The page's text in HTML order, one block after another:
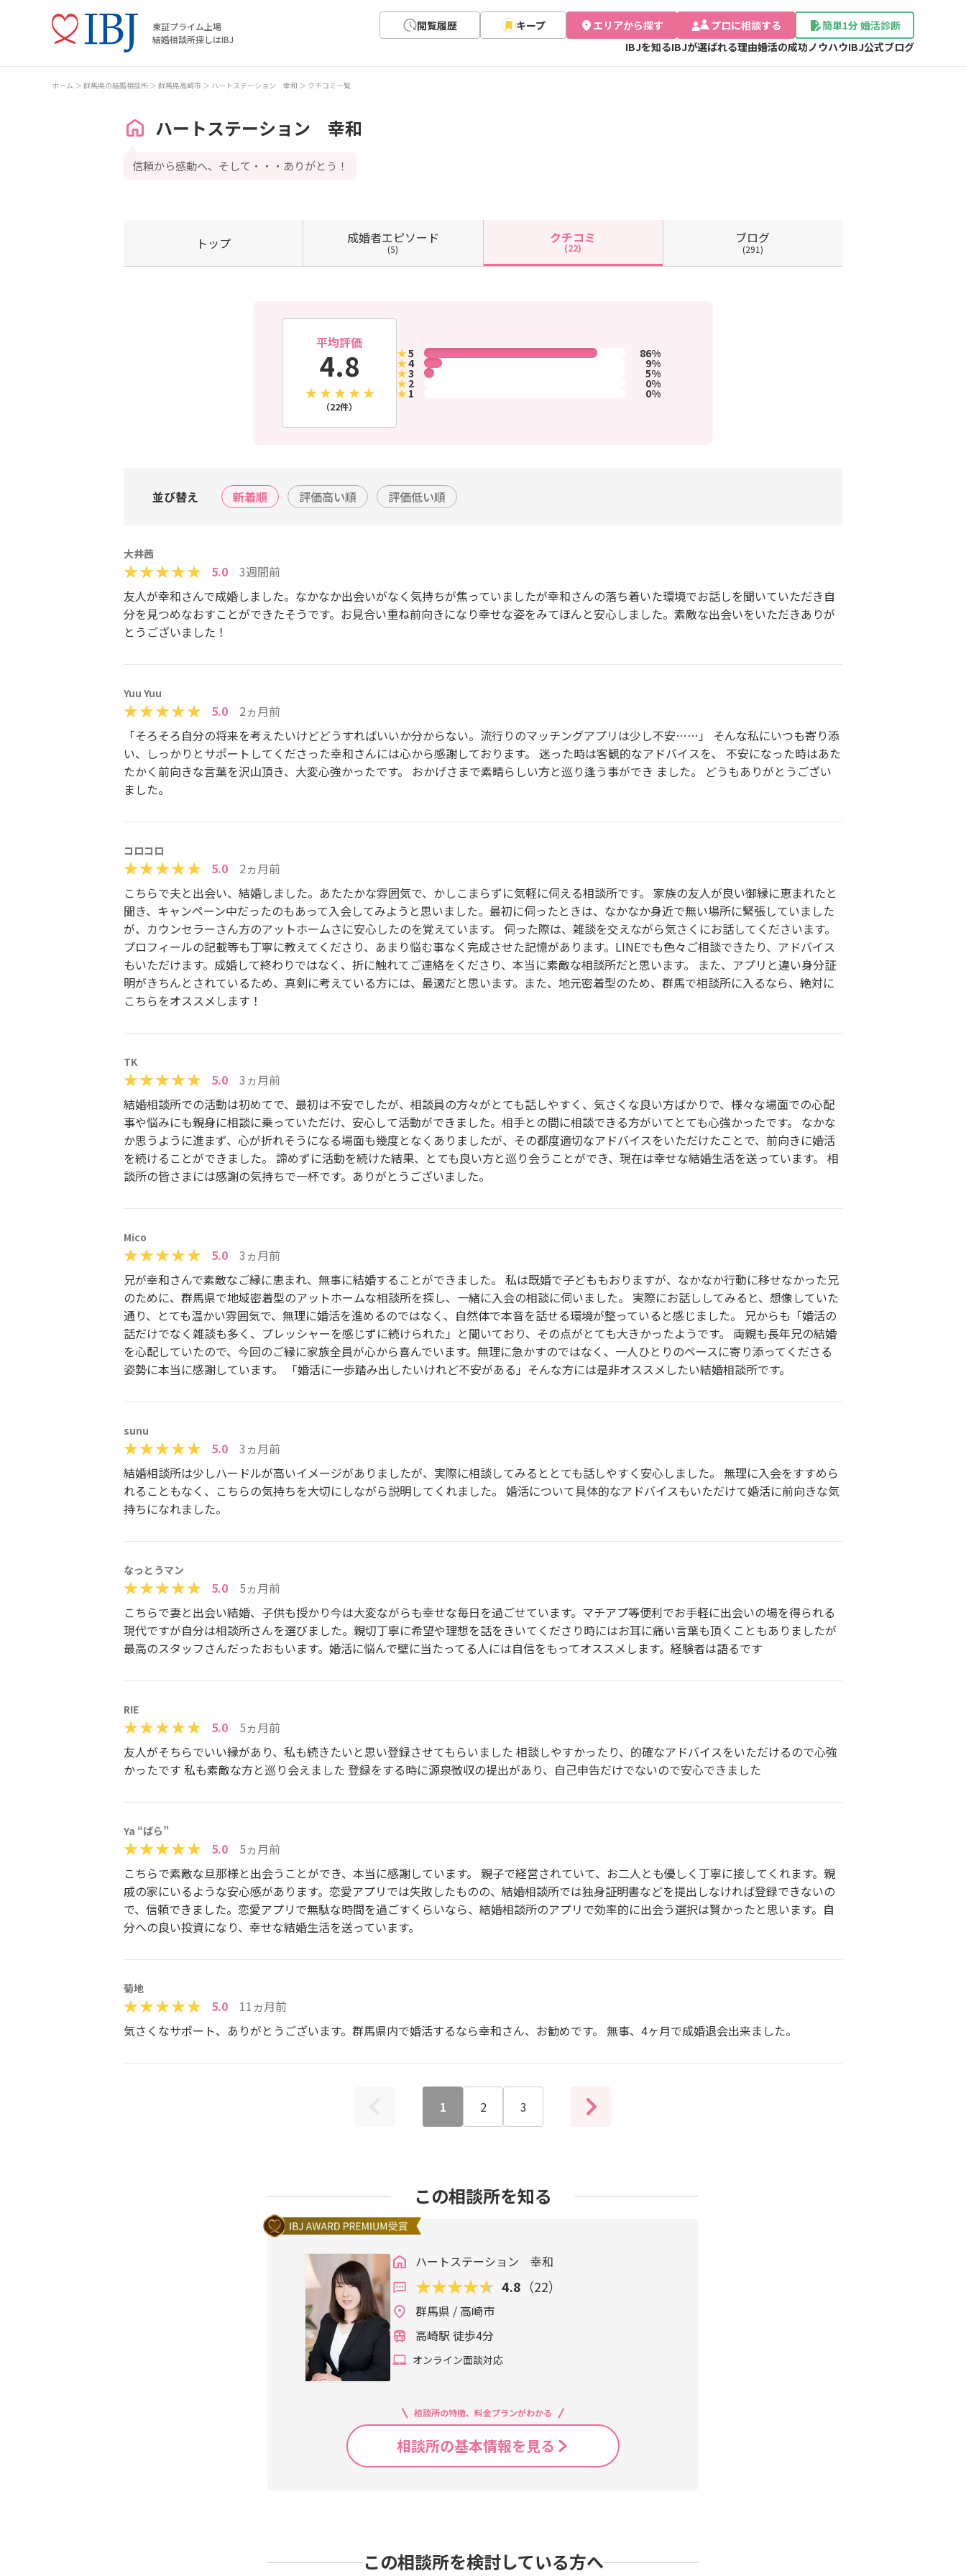
東証プライム上場
結婚相談所探しはIBJ
閲覧履歴 キープ エリアから探す プロに相談する
簡単1分 婚活診断
IBJを知るIBJが選ばれる理由婚活の成功ノウハウIBJ公式ブログ
ホーム 群馬県の結婚相談所 群馬県高崎市 ハートステーション 幸和 クチコミ一覧
ハートステーション 幸和
信頼から感動へ、そして・・・ありがとう！
トップ 成婚者エピソード
(5)
クチコミ
(22)
ブログ
(291)
平均評価
4.8
（22件）
★5 86%
★4 9%
★3 5%
★ 2 0%
★ 1 0%
並び替え 新着順 評価高い順 評価低い順
大井茜
5.0
3週間前
友人が幸和さんで成婚しました。なかなか出会いがなく気持ちが焦っていましたが幸和さんの落ち着いた環境でお話しを聞いていただき自
分を見つめなおすことができたそうです。お見合い重ね前向きになり幸せな姿をみてほんと安心しました。素敵な出会いをいただきありが
とうございました！
Yuu Yuu
5.0
2ヵ月前
「そろそろ自分の将来を考えたいけどどうすればいいか分からない。流行りのマッチングアプリは少し不安……」 そんな私にいつも寄り添
い、しっかりとサポートしてくださった幸和さんには心から感謝しております。 迷った時は客観的なアドバイスを、 不安になった時はあた
たかく前向きな言葉を沢山頂き、大変心強かったです。 おかげさまで素晴らしい方と巡り逢う事ができ ました。 どうもありがとうござい
ました。
コロコロ
5.0
2ヵ月前
こちらで夫と出会い、結婚しました。あたたかな雰囲気で、かしこまらずに気軽に伺える相談所です。 家族の友人が良い御縁に恵まれたと
聞き、キャンペーン中だったのもあって入会してみようと思いました。最初に伺ったときは、なかなか身近で無い場所に緊張していました
が、カウンセラーさん方のアットホームさに安心したのを覚えています。 伺った際は、雑談を交えながら気さくにお話してくださいます。
プロフィールの記載等も丁寧に教えてくださり、あまり悩む事なく完成させた記憶があります。LINEでも色々ご相談できたり、アドバイス
もいただけます。成婚して終わりではなく、折に触れてご連絡をくださり、本当に素敵な相談所だと思います。 また、アプリと違い身分証
明がきちんとされているため、真剣に考えている方には、最適だと思います。また、地元密着型のため、群馬で相談所に入るなら、絶対に
こちらをオススメします！
TK
5.0
3ヵ月前
結婚相談所での活動は初めてで、最初は不安でしたが、相談員の方々がとても話しやすく、気さくな良い方ばかりで、様々な場面での心配
事や悩みにも親身に相談に乗っていただけ、安心して活動ができました。相手との間に相談できる方がいてとても心強かったです。 なかな
か思うように進まず、心が折れそうになる場面も幾度となくありましたが、その都度適切なアドバイスをいただけたことで、前向きに婚活
を続けることができました。 諦めずに活動を続けた結果、とても良い方と巡り会うことができ、現在は幸せな結婚生活を送っています。 相
談所の皆さまには感謝の気持ちで一杯です。ありがとうございました。
Mico
5.0
3ヵ月前
兄が幸和さんで素敵なご縁に恵まれ、無事に結婚することができました。 私は既婚で子どももおりますが、なかなか行動に移せなかった兄
のために、群馬県で地域密着型のアットホームな相談所を探し、一緒に入会の相談に伺いました。 実際にお話ししてみると、想像していた
通り、とても温かい雰囲気で、無理に婚活を進めるのではなく、自然体で本音を話せる環境が整っていると感じました。 兄からも「婚活の
話だけでなく雑談も多く、プレッシャーを感じずに続けられた」と聞いており、その点がとても大きかったようです。 両親も長年兄の結婚
を心配していたので、今回のご縁に家族全員が心から喜んでいます。無理に急かすのではなく、一人ひとりのペースに寄り添ってくださる
姿勢に本当に感謝しています。 「婚活に一歩踏み出したいけれど不安がある」そんな方には是非オススメしたい結婚相談所です。
sunu
5.0
3ヵ月前
結婚相談所は少しハードルが高いイメージがありましたが、実際に相談してみるととても話しやすく安心しました。 無理に入会をすすめら
れることもなく、こちらの気持ちを大切にしながら説明してくれました。 婚活について具体的なアドバイスもいただけて婚活に前向きな気
持ちになれました。
なっとうマン
5.0
5ヵ月前
こちらで妻と出会い結婚、子供も授かり今は大変ながらも幸せな毎日を過ごせています。マチアプ等便利でお手軽に出会いの場を得られる
現代ですが自分は相談所さんを選びました。親切丁寧に希望や理想を話をきいてくださり時にはお耳に痛い言葉も頂くこともありましたが
最高のスタッフさんだったおもいます。婚活に悩んで壁に当たってる人には自信をもってオススメします。経験者は語るです
RIE
5.0
5ヵ月前
友人がそちらでいい縁があり、私も続きたいと思い登録させてもらいました 相談しやすかったり、的確なアドバイスをいただけるので心強
かったです 私も素敵な方と巡り会えました 登録をする時に源泉徴収の提出があり、自己申告だけでないので安心できました
Ya “ばら”
5.0
5ヵ月前
こちらで素敵な旦那様と出会うことができ、本当に感謝しています。 親子で経営されていて、お二人とも優しく丁寧に接してくれます。親
戚の家にいるような安心感があります。恋愛アプリでは失敗したものの、結婚相談所では独身証明書などを提出しなければ登録できないの
で、信頼できました。恋愛アプリで無駄な時間を過ごすくらいなら、結婚相談所のアプリで効率的に出会う選択は賢かったと思います。自
分への良い投資になり、幸せな結婚生活を送っています。
菊地
5.0
11ヵ月前
気さくなサポート、ありがとうございます。群馬県内で婚活するなら幸和さん、お勧めです。 無事、4ヶ月で成婚退会出来ました。
1 2 3
この相談所を知る
ハートステーション 幸和
4.8 （22）
群馬県 / 高崎市
高崎駅 徒歩4分
オンライン面談対応
相談所の特徴、料金プランがわかる
相談所の基本情報を見る
この相談所を検討している方へ